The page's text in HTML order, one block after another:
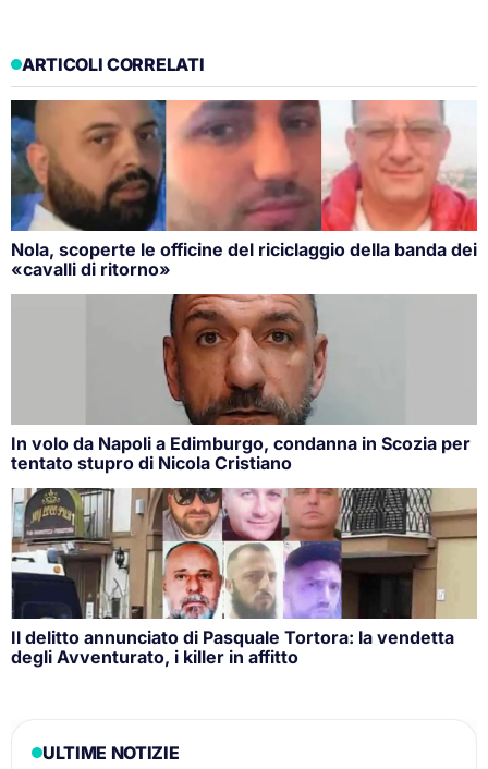
ARTICOLI CORRELATI
Nola, scoperte le officine del riciclaggio della banda dei
«cavalli di ritorno»
In volo da Napoli a Edimburgo, condanna in Scozia per
tentato stupro di Nicola Cristiano
Il delitto annunciato di Pasquale Tortora: la vendetta
degli Avventurato, i killer in affitto
ULTIME NOTIZIE